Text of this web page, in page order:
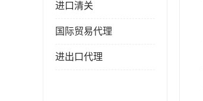
进口清关
国际贸易代理
进出口代理